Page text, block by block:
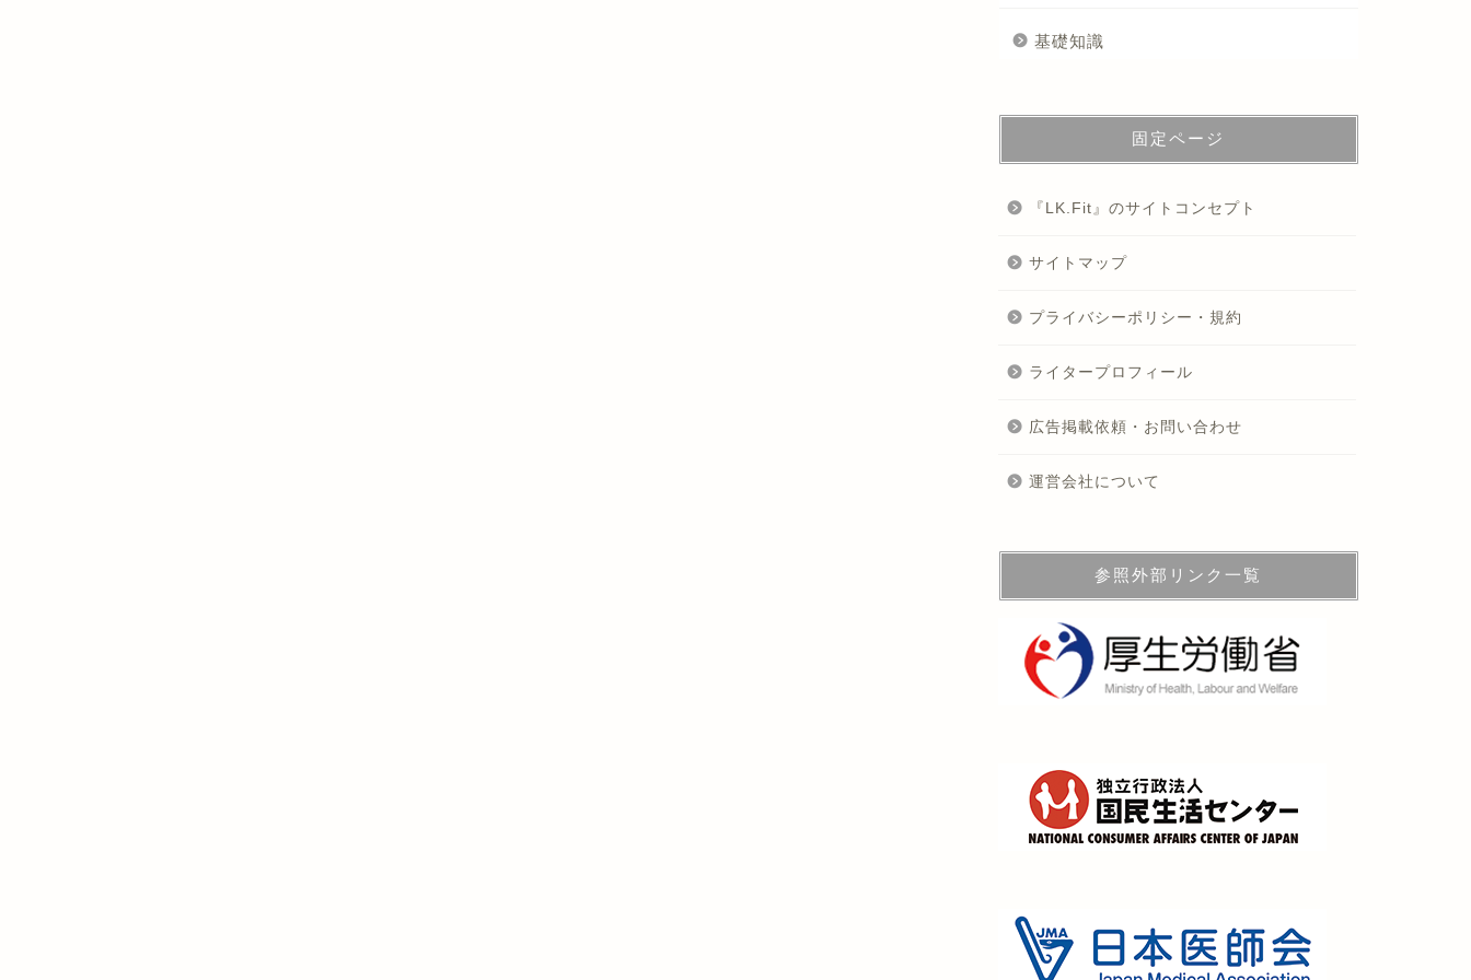
基礎知識
固定ページ
『LK.Fit』のサイトコンセプト
サイトマップ
プライバシーポリシー・規約
ライタープロフィール
広告掲載依頼・お問い合わせ
運営会社について
参照外部リンク一覧